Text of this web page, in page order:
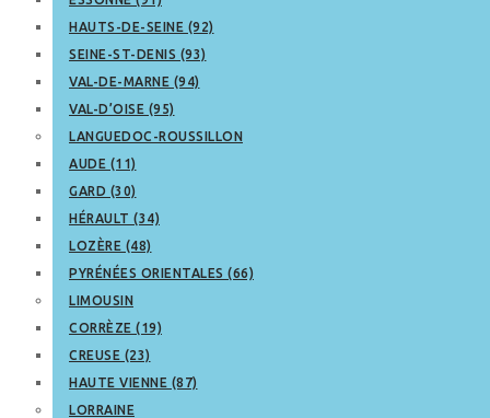
HAUTS-DE-SEINE (92)
SEINE-ST-DENIS (93)
VAL-DE-MARNE (94)
VAL-D’OISE (95)
LANGUEDOC-ROUSSILLON
AUDE (11)
GARD (30)
HÉRAULT (34)
LOZÈRE (48)
PYRÉNÉES ORIENTALES (66)
LIMOUSIN
CORRÈZE (19)
CREUSE (23)
HAUTE VIENNE (87)
LORRAINE